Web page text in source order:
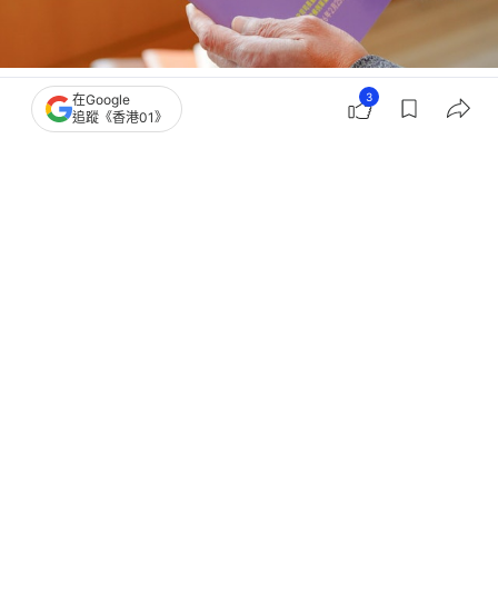
撰文：張偉倫
出版： 2026-02-25 11:18
在Google
追蹤《香港01》
3